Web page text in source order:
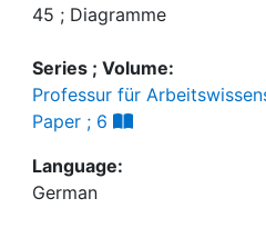
45 ; Diagramme
Series ; Volume:
Professur für
Paper ; 6
Language:
German